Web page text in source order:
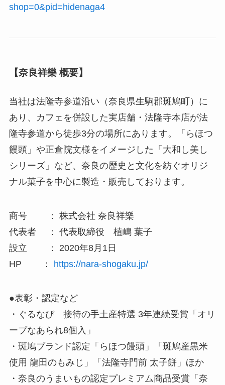
shop=0&pid=hidenaga4
【奈良祥樂 概要】
当社は法隆寺参道沿い（奈良県生駒郡斑鳩町）に
あり、カフェを併設した実店舗・法隆寺本店が法
隆寺参道から徒歩3分の場所にあります。「らほつ
饅頭」や正倉院文様をイメージした「大和し美し
シリーズ」など、奈良の歴史と文化を紡ぐオリジ
ナル菓子を中心に製造・販売しております。
商号 ： 株式会社 奈良祥樂
代表者 ： 代表取締役 植嶋 葉子
設立 ： 2020年8月1日
HP ：
https://nara-shogaku.jp/
●表彰・認定など
・ぐるなび 接待の手土産特選 3年連続受賞「オリ
ーブなあられ8個入」
・斑鳩ブランド認定「らほつ饅頭」「斑鳩産黒米
使用 龍田のもみじ」「法隆寺門前 太子餅」ほか
・奈良のうまいもの認定プレミアム商品受賞「奈